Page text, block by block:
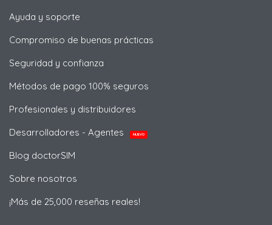
Ayuda y soporte
Compromiso de buenas prácticas
Seguridad y confianza
Métodos de pago 100% seguros
Profesionales y distribuidores
Desarrolladores - Agentes
NUEVO
Blog doctorSIM
Sobre nosotros
¡Más de 25,000 reseñas reales!